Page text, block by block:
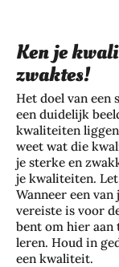
Ken je
zwaktes!
Het doel van
een duidelijk
kwaliteiten
weet wat die
je sterke en
je kwaliteiten.
Wanneer een
vereiste is voor
bent om hier aan
leren. Houd in
een kwaliteit.